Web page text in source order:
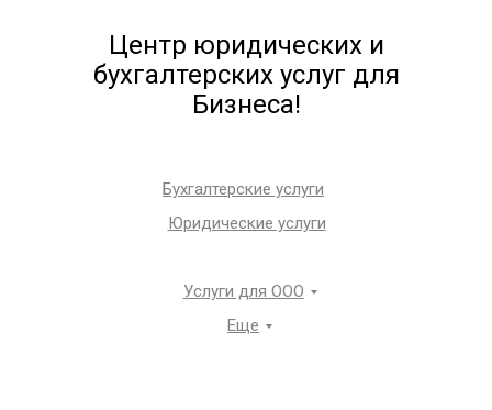
Центр юридических и
бухгалтерских услуг для
Бизнеса!
Бухгалтерские услуги
Юридические услуги
Услуги для ООО
Еще